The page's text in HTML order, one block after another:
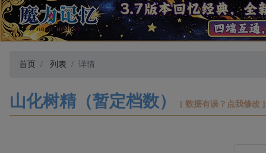
首页 列表 详情
山化树精（暂定档数） [ 数据有误？点我修改 ]